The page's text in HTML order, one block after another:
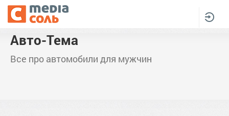
Авто-Тема
Все про автомобили для мужчин